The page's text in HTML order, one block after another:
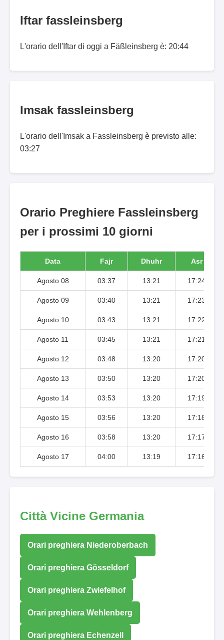
Iftar fassleinsberg
L'orario dell'Iftar di oggi a Fäßleinsberg è: 20:44
Imsak fassleinsberg
L'orario dell'Imsak a Fassleinsberg è previsto alle:
03:27
Orario Preghiere Fassleinsberg
per i prossimi 10 giorni
Data Fajr Dhuhr Asr
Agosto 08 03:37 13:21 17:24
Agosto 09 03:40 13:21 17:23
Agosto 10 03:43 13:21 17:22
Agosto 11 03:45 13:21 17:21
Agosto 12 03:48 13:20 17:20
Agosto 13 03:50 13:20 17:20
Agosto 14 03:53 13:20 17:19
Agosto 15 03:56 13:20 17:18
Agosto 16 03:58 13:20 17:17
Agosto 17 04:00 13:19 17:16
Città Vicine Germania
Orari preghiera Niederoberbach
Orari preghiera Gösseldorf
Orari preghiera Zwiefelhof
Orari preghiera Wehlenberg
Orari preghiera Echenzell